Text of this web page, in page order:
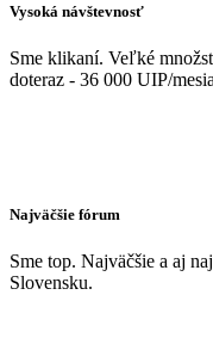
Vysoká návštevnosť
Sme klikaní. Veľké
doteraz - 36 000 UIP/
Najväčšie fórum
Sme top. Najväčšie a aj
Slovensku.